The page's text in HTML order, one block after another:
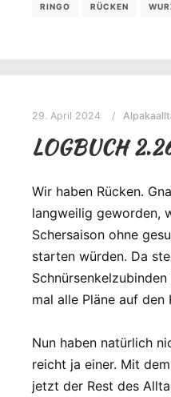
RINGO RÜCKEN
29. April 2024
LOGBUCH
Wir haben Rücken.
langweilig geworden,
Schersaison ohne
starten würden. Da
mal alle Pläne auf den
Nun haben natürlich
reicht ja einer. Mit
jetzt der Rest des